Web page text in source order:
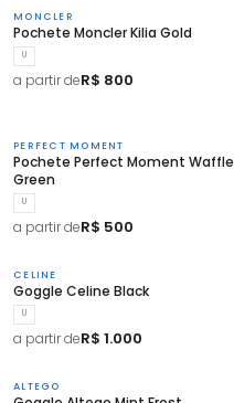
MONCLER
Pochete Moncler Kilia Gold
U
a partir deR$ 800
PERFECT MOMENT
Pochete Perfect Moment Waffle
Green
U
a partir deR$ 500
CELINE
Goggle Celine Black
U
a partir deR$ 1.000
ALTEGO